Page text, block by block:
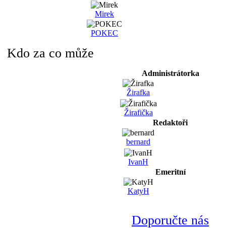
Mirek
POKEC
Kdo za co může
Administrátorka
Žirafka
Žirafička
Redaktoři
bernard
IvanH
Emeritní
KatyH
Doporučte nás